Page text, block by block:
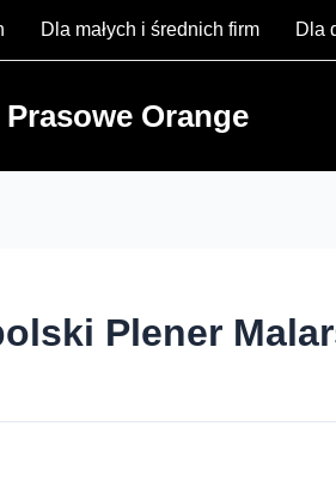
Dla małych i średnich firm Dla
Orange
Plener